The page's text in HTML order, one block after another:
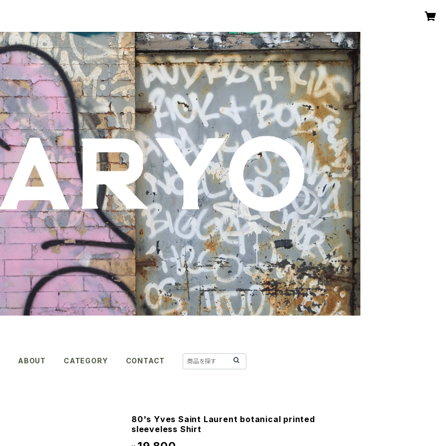
ABOUT CATEGORY CONTACT
80's Yves Saint Laurent botanical printed
sleeveless Shirt